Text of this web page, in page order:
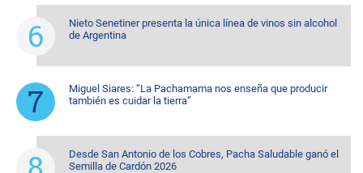
Nieto Senetiner presenta la única línea de vinos sin alcohol
de Argentina
Miguel Siares: “La Pachamama nos enseña que producir
también es cuidar la tierra”
Desde San Antonio de los Cobres, Pacha Saludable ganó el
Semilla de Cardón 2026